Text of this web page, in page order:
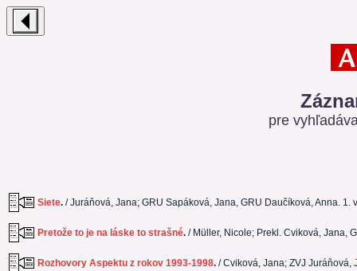
pre
Siete. / Juráňová, Jana; GRU Sapáková, Jana, GRU Daučíková, Anna. 1.
Pretože to je na láske to strašné. / Müller, Nicole; Prekl. Cviková, Jana,
Rozhovory Aspektu z rokov 1993-1998. / Cviková, Jana; ZVJ Juráňová,